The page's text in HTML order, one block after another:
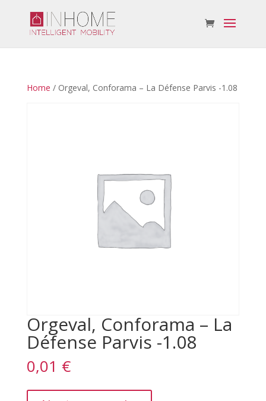
Home / Orgeval, Conforama – La Défense Parvis -1.08
Orgeval, Conforama – La
Défense Parvis -1.08
0,01 €